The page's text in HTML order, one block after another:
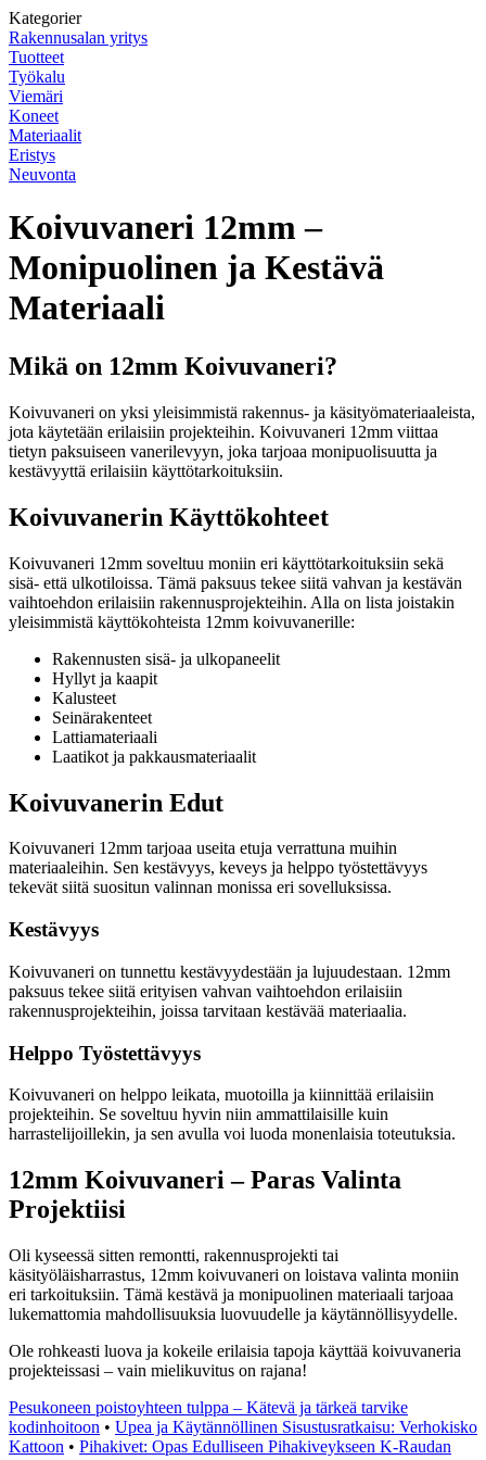
Kategorier
Rakennusalan yritys
Tuotteet
Työkalu
Viemäri
Koneet
Materiaalit
Eristys
Neuvonta
Koivuvaneri 12mm –
Monipuolinen ja Kestävä
Materiaali
Mikä on 12mm Koivuvaneri?
Koivuvaneri on yksi yleisimmistä rakennus- ja käsityömateriaaleista,
jota käytetään erilaisiin projekteihin. Koivuvaneri 12mm viittaa
tietyn paksuiseen vanerilevyyn, joka tarjoaa monipuolisuutta ja
kestävyyttä erilaisiin käyttötarkoituksiin.
Koivuvanerin Käyttökohteet
Koivuvaneri 12mm soveltuu moniin eri käyttötarkoituksiin sekä
sisä- että ulkotiloissa. Tämä paksuus tekee siitä vahvan ja kestävän
vaihtoehdon erilaisiin rakennusprojekteihin. Alla on lista joistakin
yleisimmistä käyttökohteista 12mm koivuvanerille:
Rakennusten sisä- ja ulkopaneelit
Hyllyt ja kaapit
Kalusteet
Seinärakenteet
Lattiamateriaali
Laatikot ja pakkausmateriaalit
Koivuvanerin Edut
Koivuvaneri 12mm tarjoaa useita etuja verrattuna muihin
materiaaleihin. Sen kestävyys, keveys ja helppo työstettävyys
tekevät siitä suositun valinnan monissa eri sovelluksissa.
Kestävyys
Koivuvaneri on tunnettu kestävyydestään ja lujuudestaan. 12mm
paksuus tekee siitä erityisen vahvan vaihtoehdon erilaisiin
rakennusprojekteihin, joissa tarvitaan kestävää materiaalia.
Helppo Työstettävyys
Koivuvaneri on helppo leikata, muotoilla ja kiinnittää erilaisiin
projekteihin. Se soveltuu hyvin niin ammattilaisille kuin
harrastelijoillekin, ja sen avulla voi luoda monenlaisia toteutuksia.
12mm Koivuvaneri – Paras Valinta
Projektiisi
Oli kyseessä sitten remontti, rakennusprojekti tai
käsityöläisharrastus, 12mm koivuvaneri on loistava valinta moniin
eri tarkoituksiin. Tämä kestävä ja monipuolinen materiaali tarjoaa
lukemattomia mahdollisuuksia luovuudelle ja käytännöllisyydelle.
Ole rohkeasti luova ja kokeile erilaisia tapoja käyttää koivuvaneria
projekteissasi – vain mielikuvitus on rajana!
Pesukoneen poistoyhteen tulppa – Kätevä ja tärkeä tarvike
kodinhoitoon • Upea ja Käytännöllinen Sisustusratkaisu: Verhokisko
Kattoon • Pihakivet: Opas Edulliseen Pihakiveykseen K-Raudan